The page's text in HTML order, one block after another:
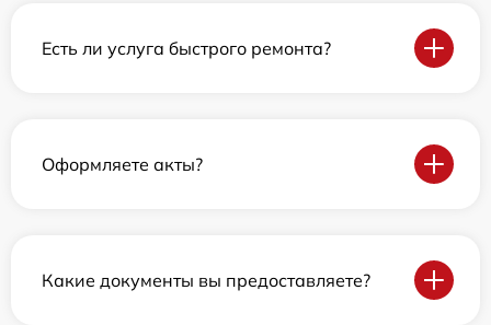
Есть ли услуга быстрого ремонта?
Оформляете акты?
Какие документы вы предоставляете?